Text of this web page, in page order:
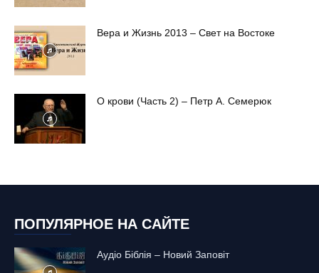
Вера и Жизнь 2013 – Свет на Востоке
О крови (Часть 2) – Петр А. Семерюк
ПОПУЛЯРНОЕ НА САЙТЕ
Аудіо Біблія – Новий Заповіт